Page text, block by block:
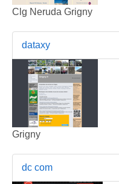
Clg Neruda Grigny
dataxy
Grigny
dc com